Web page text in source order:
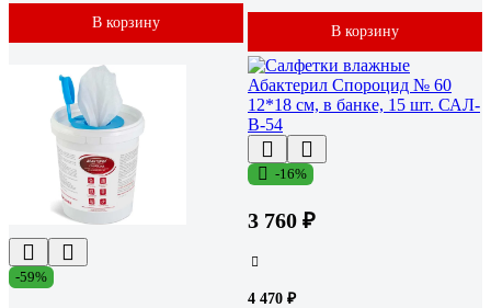
В корзину
В корзину
-59%
-16%
3 760 ₽
4 470 ₽